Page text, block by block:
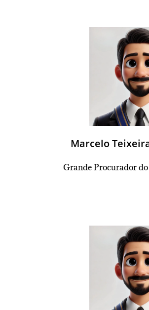
Marcelo
Grande Procurador